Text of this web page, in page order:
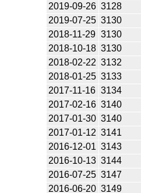
2019-09-26 3128
2019-07-25 3130
2018-11-29 3130
2018-10-18 3130
2018-02-22 3132
2018-01-25 3133
2017-11-16 3134
2017-02-16 3140
2017-01-30 3140
2017-01-12 3141
2016-12-01 3143
2016-10-13 3144
2016-07-25 3147
2016-06-20 3149